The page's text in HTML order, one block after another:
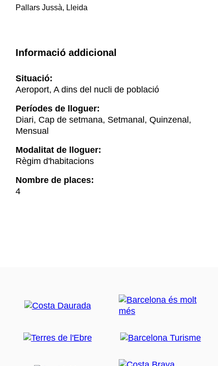
Pallars Jussà, Lleida
Informació addicional
Situació:
Aeroport, A dins del nucli de població
Períodes de lloguer:
Diari, Cap de setmana, Setmanal, Quinzenal,
Mensual
Modalitat de lloguer:
Règim d'habitacions
Nombre de places:
4